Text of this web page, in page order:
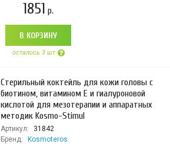
1851 р.
В КОРЗИНУ
осталось 3 шт
Стерильный коктейль для кожи головы с
биотином, витамином Е и гиалуроновой
кислотой для мезотерапии и аппаратных
методик Kosmo-Stimul
Артикул:
31842
Бренд:
Kosmoteros